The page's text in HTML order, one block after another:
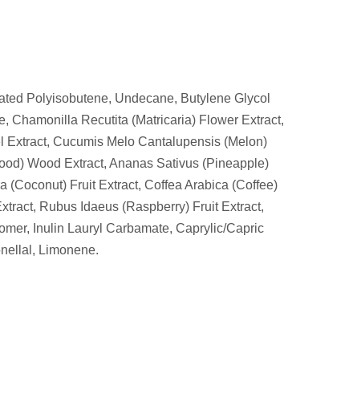
Polyisobutene, Undecane, Butylene Glycol
Chamonilla Recutita (Matricaria) Flower Extract,
Cucumis Melo Cantalupensis (Melon)
Wood Extract, Ananas Sativus (Pineapple)
(Coconut) Fruit Extract, Coffea Arabica (Coffee)
Rubus Idaeus (Raspberry) Fruit Extract,
Inulin Lauryl Carbamate, Caprylic/Capric
Limonene.